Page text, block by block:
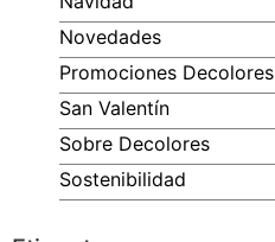
Novedades
Promociones Decolores
San Valentín
Sobre Decolores
Sostenibilidad